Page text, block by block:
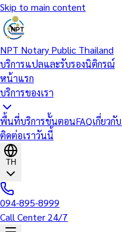
Skip to main content
NPT Notary Public Thailand
บริการแปลและรับรองนิติกรณ์
หน้าแรก
บริการของเรา
พื้นที่บริการขั้นตอนFAQเกี่ยวกั
ติดต่อเราวันนี้
TH
094-895-8999
Call Center 24/7